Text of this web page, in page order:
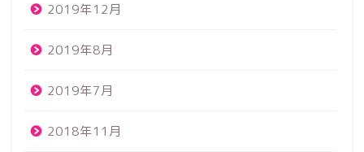
2019年12月
2019年8月
2019年7月
2018年11月